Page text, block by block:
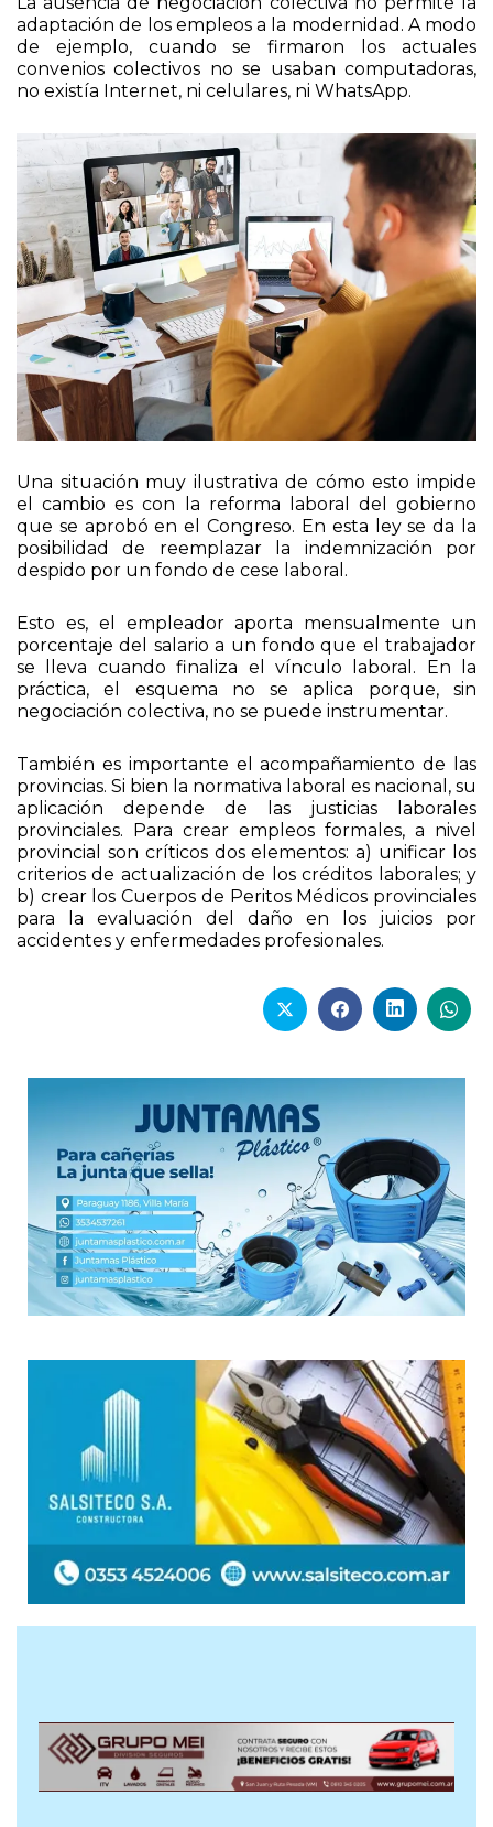
adaptación de los empleos a la modernidad. A modo
de ejemplo, cuando se firmaron los actuales
convenios colectivos no se usaban computadoras,
no existía Internet, ni celulares, ni WhatsApp.
Una situación muy ilustrativa de cómo esto impide
el cambio es con la reforma laboral del gobierno
que se aprobó en el Congreso. En esta ley se da la
posibilidad de reemplazar la indemnización por
despido por un fondo de cese laboral.
Esto es, el empleador aporta mensualmente un
porcentaje del salario a un fondo que el trabajador
se lleva cuando finaliza el vínculo laboral. En la
práctica, el esquema no se aplica porque, sin
negociación colectiva, no se puede instrumentar.
También es importante el acompañamiento de las
provincias. Si bien la normativa laboral es nacional, su
aplicación depende de las justicias laborales
provinciales. Para crear empleos formales, a nivel
provincial son críticos dos elementos: a) unificar los
criterios de actualización de los créditos laborales; y
b) crear los Cuerpos de Peritos Médicos provinciales
para la evaluación del daño en los juicios por
accidentes y enfermedades profesionales.